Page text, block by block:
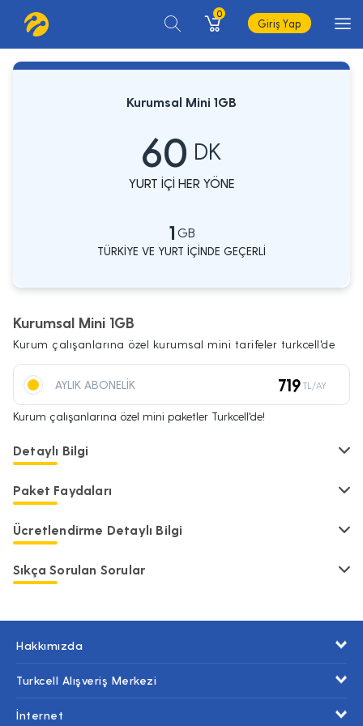
0
Giriş Yap
Kurumsal Mini 1GB
60 DK
YURT İÇİ HER YÖNE
1 GB
TÜRKİYE VE YURT İÇİNDE GEÇERLİ
Kurumsal Mini 1GB
Kurum çalışanlarına özel kurumsal mini tarifeler turkcell'de
AYLIK ABONELİK 719 TL/AY
Kurum çalışanlarına özel mini paketler Turkcell'de!
Detaylı Bilgi
Paket Faydaları
Ücretlendirme Detaylı Bilgi
Sıkça Sorulan Sorular
Hakkımızda
Turkcell Alışveriş Merkezi
İnternet